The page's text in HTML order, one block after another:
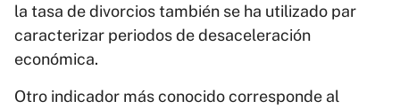
la tasa de divorcios también se ha utilizado par
caracterizar periodos de desaceleración
económica.
Otro indicador más conocido corresponde al